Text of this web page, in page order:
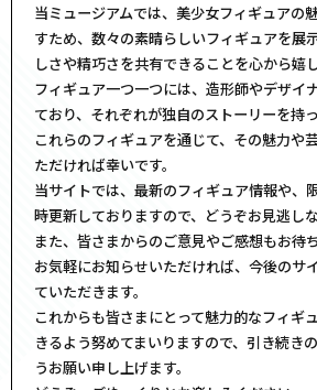
当ミュージアムでは、美少女フィギュアの
すため、数々の素晴らしいフィギュアを展
しさや精巧さを共有できることを心から嬉
フィギュア一つ一つには、造形師やデザイ
ており、それぞれが独自のストーリーを持っ
これらのフィギュアを通じて、その魅力や
ただければ幸いです。
当サイトでは、最新のフィギュア情報や、
時更新しておりますので、どうぞお見逃し
また、皆さまからのご意見やご感想もお待
お気軽にお知らせいただければ、今後のサ
ていただきます。
これからも皆さまにとって魅力的なフィギ
きるよう努めてまいりますので、引き続き
うお願い申し上げます。